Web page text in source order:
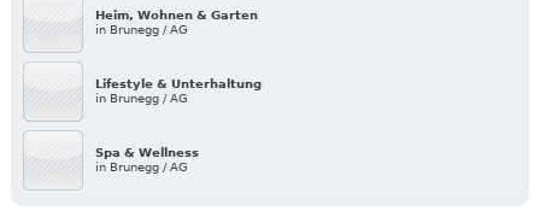
Heim, Wohnen & Garten
in Brunegg / AG
Lifestyle & Unterhaltung
in Brunegg / AG
Spa & Wellness
in Brunegg / AG